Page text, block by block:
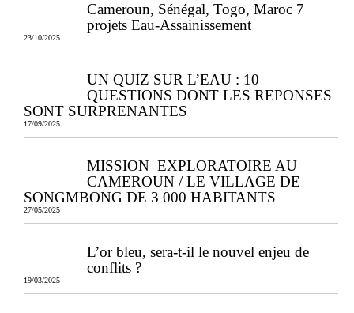
Cameroun, Sénégal, Togo, Maroc 7
projets Eau-Assainissement
23/10/2025
UN QUIZ SUR L’EAU : 10
QUESTIONS DONT LES REPONSES
SONT SURPRENANTES
17/09/2025
MISSION EXPLORATOIRE AU
CAMEROUN / LE VILLAGE DE
SONGMBONG DE 3 000 HABITANTS
27/05/2025
L’or bleu, sera-t-il le nouvel enjeu de
conflits ?
19/03/2025